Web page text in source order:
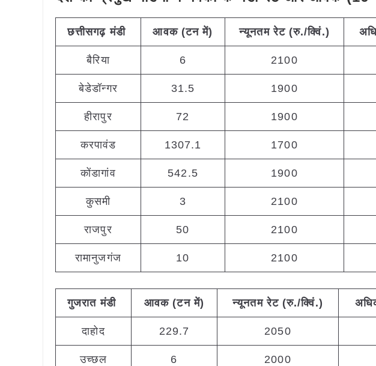
छत्तीसगढ़ मंडी आवक (टन में) न्यूनतम रेट (रु./क्विं.)
बैरिया 6 2100
बेडेडॉन्गर 31.5 1900
हीरापुर 72 1900
करपावंड 1307.1 1700
कोंडागांव 542.5 1900
कुसमी 3 2100
राजपुर 50 2100
रामानुजगंज 10 2100
गुजरात मंडी आवक (टन में) न्यूनतम रेट (रु./क्विं.)
दाहोद 229.7 2050
उच्छल 6 2000